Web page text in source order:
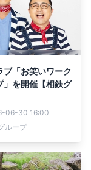
ブ「お笑いワーク
」を開催【相鉄グ
06-30 16:00
ループ